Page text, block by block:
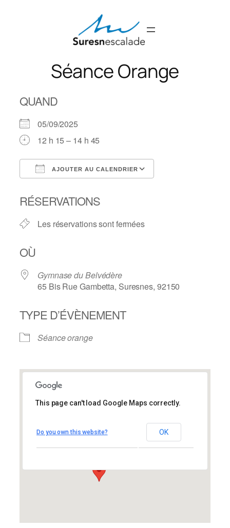
Séance Orange
QUAND
05/09/2025
12 h 15 – 14 h 45
AJOUTER AU CALENDRIER
RÉSERVATIONS
Les réservations sont fermées
OÙ
Gymnase du Belvédère
65 Bis Rue Gambetta, Suresnes, 92150
TYPE D’ÉVÈNEMENT
Séance orange
Gymnase du Belvédère
65 Bis Rue Gambetta – Suresnes
Évènements
This page can't load Google Maps correctly.
Do you own this website? OK